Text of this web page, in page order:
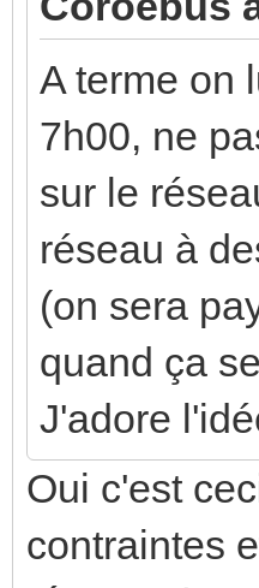
A terme on
7h00, ne
sur le
réseau à
(on sera
quand ça
J'adore
Oui c'est
contraintes